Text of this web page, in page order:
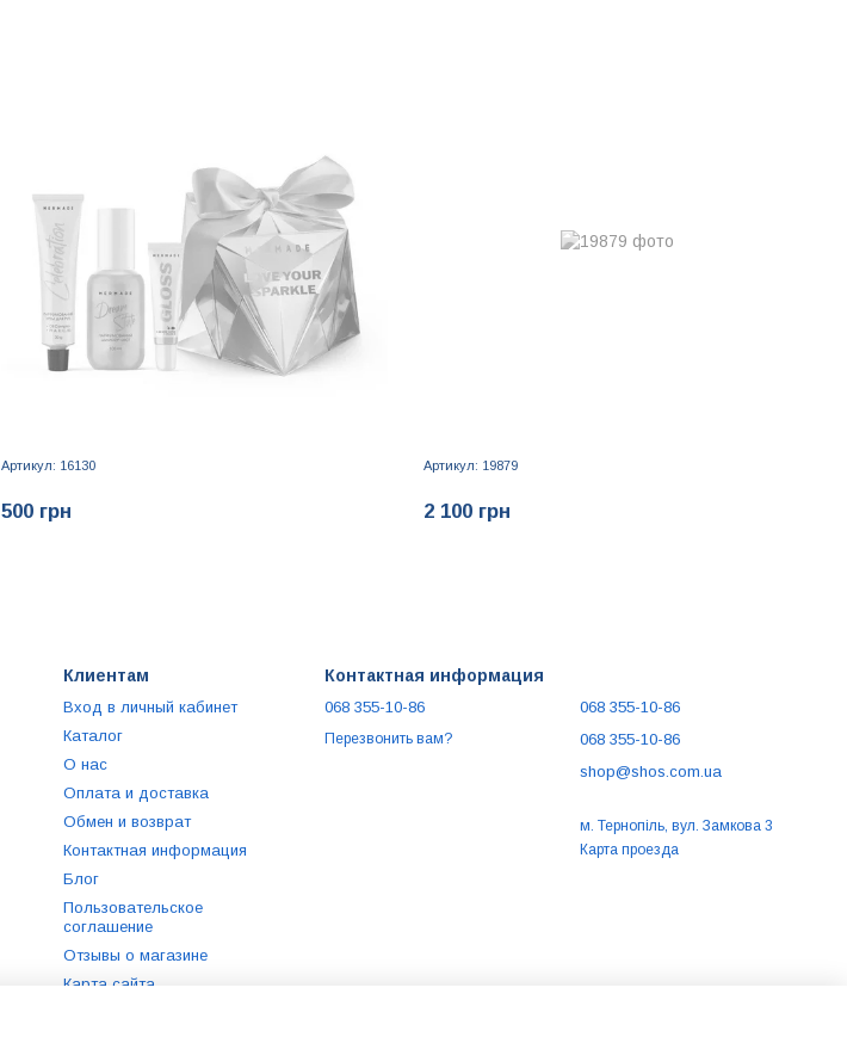
Артикул: 16130
500 грн
Артикул: 19879
2 100 грн
Клиентам
Вход в личный кабинет
Каталог
О нас
Оплата и доставка
Обмен и возврат
Контактная информация
Блог
Пользовательское
соглашение
Отзывы о магазине
Карта сайта
Контактная информация
068 355-10-86
Перезвонить вам?
068 355-10-86
068 355-10-86
shop@shos.com.ua
м. Тернопіль, вул. Замкова 3
Карта проезда